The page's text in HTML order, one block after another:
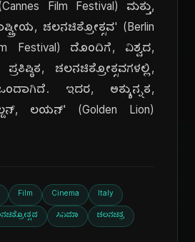
Film Festival) ಮತ್ತು,
ಚಲನಚಿತ್ರೋತ್ಸವ' (Berlin
Festival) ದೊಂದಿಗೆ, ವಿಶ್ವದ,
ಚಲನಚಿತ್ರೋತ್ಸವಗಳಲ್ಲಿ,
ಇದರ, ಅತ್ಯುನ್ನತ,
ಲಯನ್' (Golden Lion)
Film Cinema Italy
ಸಿನಿಮಾ ಚಲನಚಿತ್ರ